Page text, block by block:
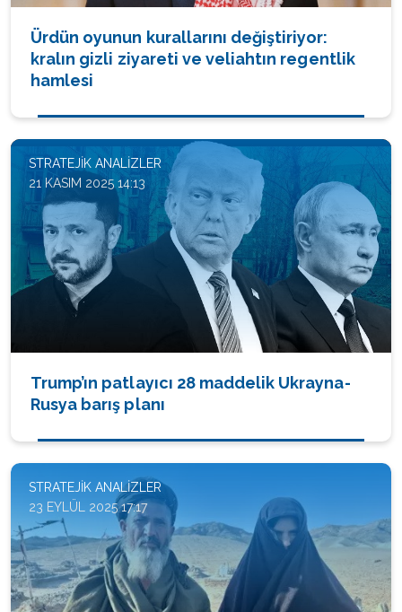
Ürdün oyunun kurallarını değiştiriyor:
kralın gizli ziyareti ve veliahtın regentlik
hamlesi
STRATEJIK ANALIZLER
21 KASIM 2025 14:13
Trump’ın patlayıcı 28 maddelik Ukrayna-
Rusya barış planı
STRATEJIK ANALIZLER
23 EYLÜL 2025 17:17